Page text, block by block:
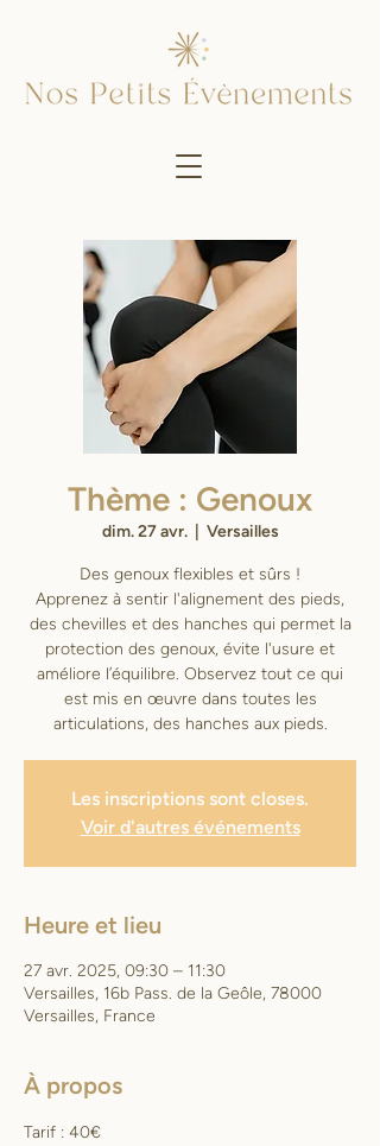
Thème : Genoux
dim. 27 avr.
  |
Versailles
Des genoux flexibles et sûrs !
Apprenez à sentir l'alignement des pieds,
des chevilles et des hanches qui permet la
protection des genoux, évite l'usure et
améliore l’équilibre. Observez tout ce qui
est mis en œuvre dans toutes les
Les inscriptions sont closes.
Voir d'autres événements
Heure et lieu
27 avr. 2025, 09:30 – 11:30
Versailles, 16b Pass. de la Geôle, 78000
Versailles, France
À propos
Tarif : 40€